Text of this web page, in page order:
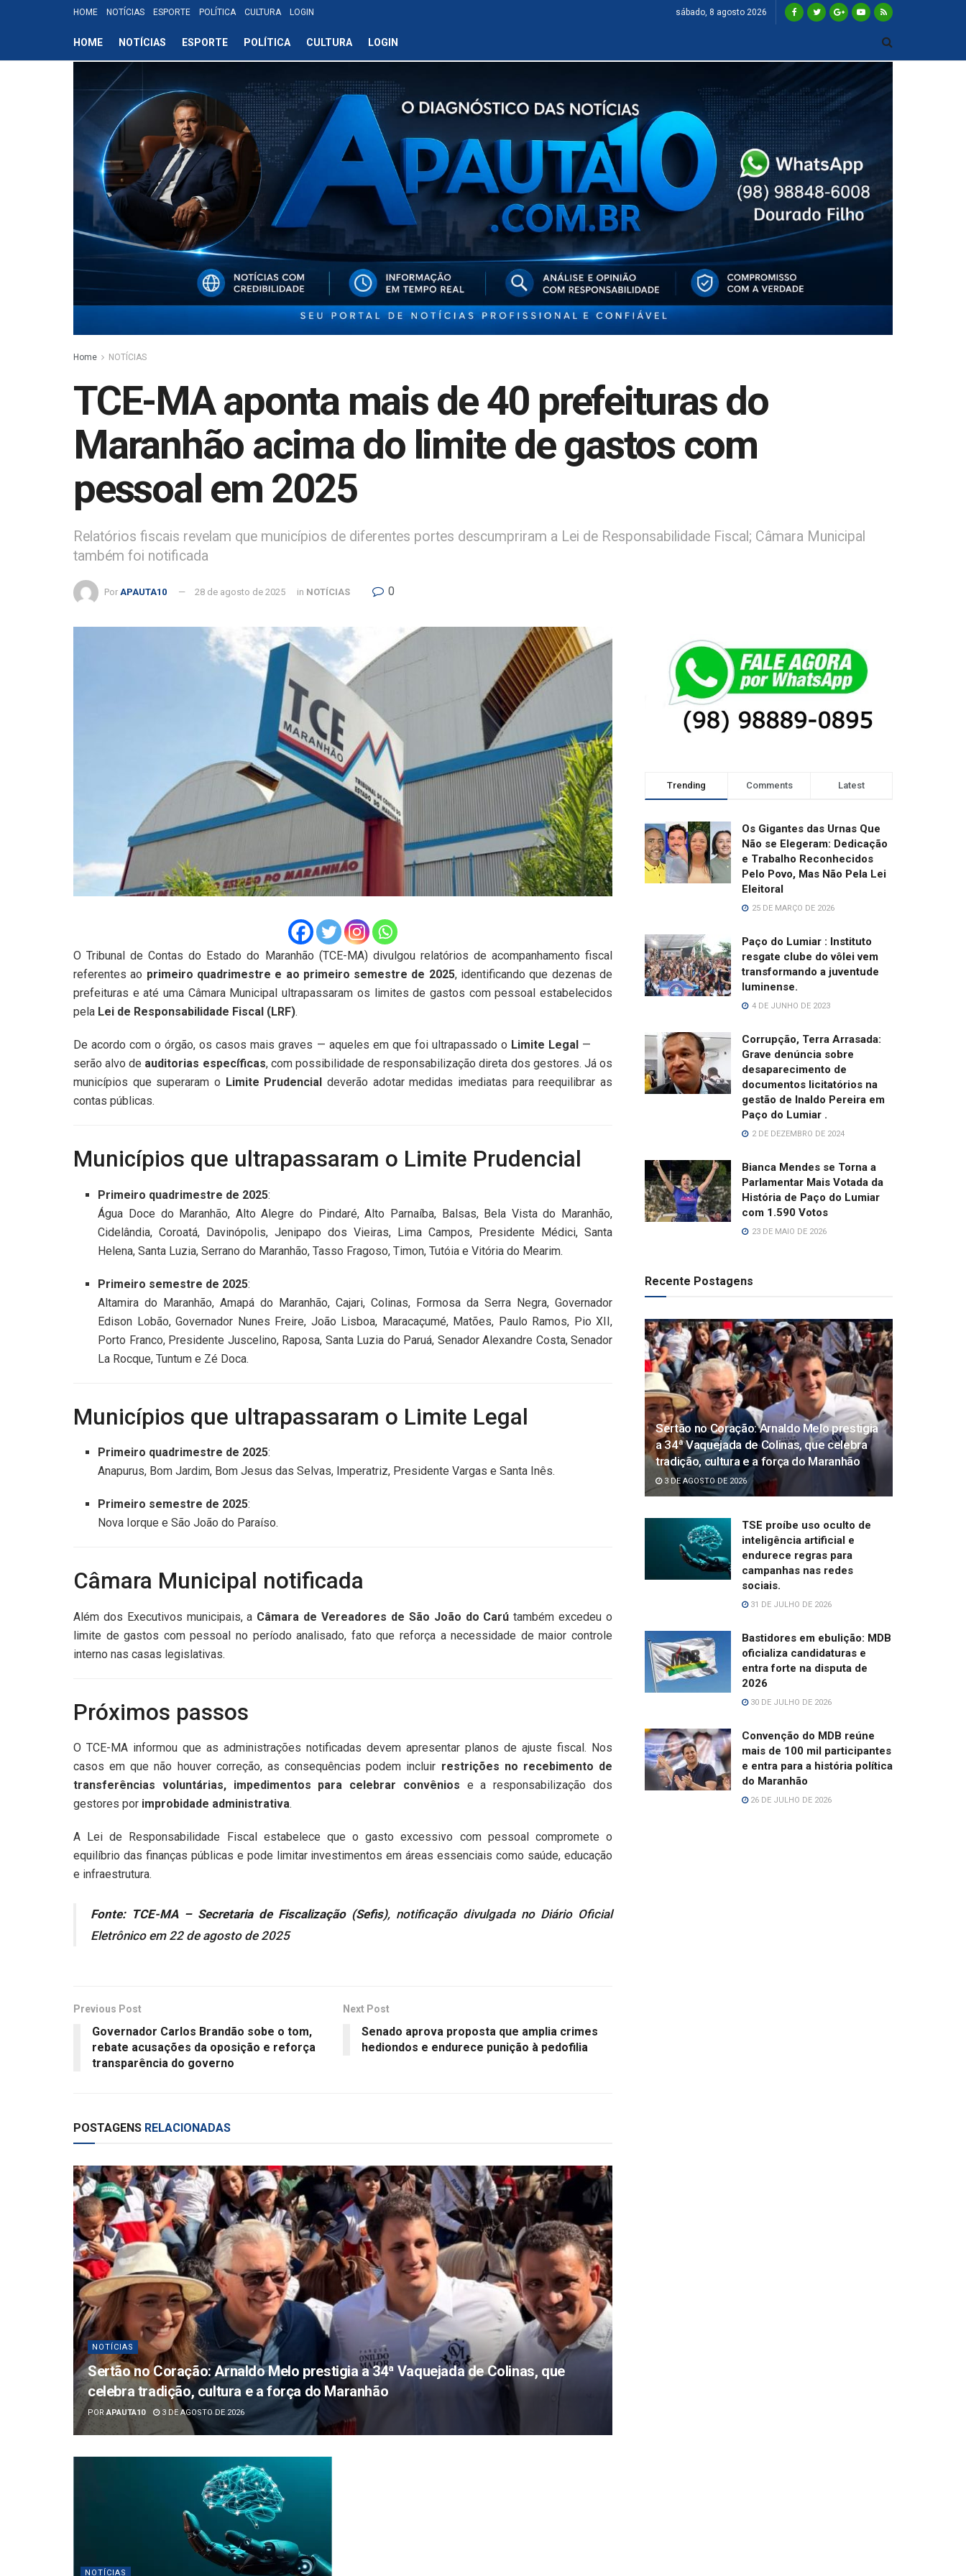
HOME NOTÍCIAS ESPORTE POLÍTICA CULTURA LOGIN sábado, 8 agosto 2026
HOME NOTÍCIAS ESPORTE POLÍTICA CULTURA LOGIN
Home NOTÍCIAS
TCE-MA aponta mais de 40 prefeituras do
Maranhão acima do limite de gastos com
pessoal em 2025
Relatórios fiscais revelam que municípios de diferentes portes descumpriram a Lei de Responsabilidade Fiscal; Câmara Municipal
também foi notificada
Por APAUTA10 28 de agosto de 2025 in NOTÍCIAS 0
O Tribunal de Contas do Estado do Maranhão (TCE-MA) divulgou relatórios de acompanhamento fiscal
referentes ao primeiro quadrimestre e ao primeiro semestre de 2025, identificando que dezenas de
prefeituras e até uma Câmara Municipal ultrapassaram os limites de gastos com pessoal estabelecidos
pela Lei de Responsabilidade Fiscal (LRF).
De acordo com o órgão, os casos mais graves — aqueles em que foi ultrapassado o Limite Legal—
serão alvo de auditorias específicas, com possibilidade de responsabilização direta dos gestores. Já os
municípios que superaram o Limite Prudencial deverão adotar medidas imediatas para reequilibrar as
contas públicas.
Municípios que ultrapassaram o Limite Prudencial
Primeiro quadrimestre de 2025:
Água Doce do Maranhão, Alto Alegre do Pindaré, Alto Parnaíba, Balsas, Bela Vista do Maranhão,
Cidelândia, Coroatá, Davinópolis, Jenipapo dos Vieiras, Lima Campos, Presidente Médici, Santa
Helena, Santa Luzia, Serrano do Maranhão, Tasso Fragoso, Timon, Tutóia e Vitória do Mearim.
Primeiro semestre de 2025:
Altamira do Maranhão, Amapá do Maranhão, Cajari, Colinas, Formosa da Serra Negra, Governador
Edison Lobão, Governador Nunes Freire, João Lisboa, Maracaçumé, Matões, Paulo Ramos, Pio XII,
Porto Franco, Presidente Juscelino, Raposa, Santa Luzia do Paruá, Senador Alexandre Costa, Senador
La Rocque, Tuntum e Zé Doca.
Municípios que ultrapassaram o Limite Legal
Primeiro quadrimestre de 2025:
Anapurus, Bom Jardim, Bom Jesus das Selvas, Imperatriz, Presidente Vargas e Santa Inês.
Primeiro semestre de 2025:
Nova Iorque e São João do Paraíso.
Câmara Municipal notificada
Além dos Executivos municipais, a Câmara de Vereadores de São João do Carú também excedeu o
limite de gastos com pessoal no período analisado, fato que reforça a necessidade de maior controle
interno nas casas legislativas.
Próximos passos
O TCE-MA informou que as administrações notificadas devem apresentar planos de ajuste fiscal. Nos
casos em que não houver correção, as consequências podem incluir restrições no recebimento de
transferências voluntárias, impedimentos para celebrar convênios e a responsabilização dos
gestores por improbidade administrativa.
A Lei de Responsabilidade Fiscal estabelece que o gasto excessivo com pessoal compromete o
equilíbrio das finanças públicas e pode limitar investimentos em áreas essenciais como saúde, educação
e infraestrutura.
Fonte: TCE-MA – Secretaria de Fiscalização (Sefis), notificação divulgada no Diário Oficial
Eletrônico em 22 de agosto de 2025
Previous Post
Governador Carlos Brandão sobe o tom,
rebate acusações da oposição e reforça
transparência do governo
Next Post
Senado aprova proposta que amplia crimes
hediondos e endurece punição à pedofilia
POSTAGENS RELACIONADAS
NOTÍCIAS
Sertão no Coração: Arnaldo Melo prestigia a 34ª Vaquejada de Colinas, que
celebra tradição, cultura e a força do Maranhão
POR APAUTA10 3 DE AGOSTO DE 2026
NOTÍCIAS
Trending Comments Latest
Os Gigantes das Urnas Que
Não se Elegeram: Dedicação
e Trabalho Reconhecidos
Pelo Povo, Mas Não Pela Lei
Eleitoral
25 DE MARÇO DE 2026
Paço do Lumiar : Instituto
resgate clube do vôlei vem
transformando a juventude
luminense.
4 DE JUNHO DE 2023
Corrupção, Terra Arrasada:
Grave denúncia sobre
desaparecimento de
documentos licitatórios na
gestão de Inaldo Pereira em
Paço do Lumiar .
2 DE DEZEMBRO DE 2024
Bianca Mendes se Torna a
Parlamentar Mais Votada da
História de Paço do Lumiar
com 1.590 Votos
23 DE MAIO DE 2026
Recente Postagens
Sertão no Coração: Arnaldo Melo prestigia
a 34ª Vaquejada de Colinas, que celebra
tradição, cultura e a força do Maranhão
3 DE AGOSTO DE 2026
TSE proíbe uso oculto de
inteligência artificial e
endurece regras para
campanhas nas redes
sociais.
31 DE JULHO DE 2026
Bastidores em ebulição: MDB
oficializa candidaturas e
entra forte na disputa de
2026
30 DE JULHO DE 2026
Convenção do MDB reúne
mais de 100 mil participantes
e entra para a história política
do Maranhão
26 DE JULHO DE 2026